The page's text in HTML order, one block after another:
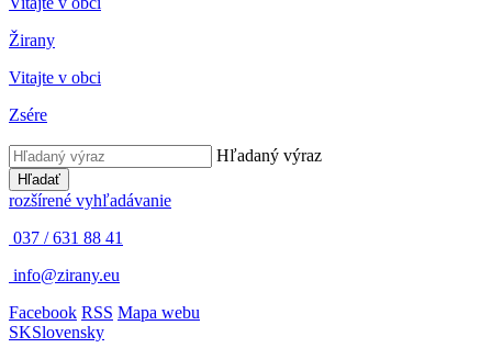
Žirany
Vitajte v obci
Zsére
Hľadaný výraz
Hľadať
rozšírené vyhľadávanie
037 / 631 88 41
info@zirany.eu
Facebook RSS Mapa webu
SKSlovensky